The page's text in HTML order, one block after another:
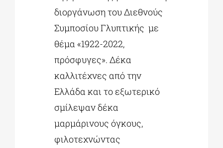
διοργάνωση του Διεθνούς
Συμποσίου Γλυπτικής με
θέμα «1922-2022,
πρόσφυγες». Δέκα
καλλιτέχνες από την
Ελλάδα και το εξωτερικό
σμίλεψαν δέκα
μαρμάρινους όγκους,
φιλοτεχνώντας